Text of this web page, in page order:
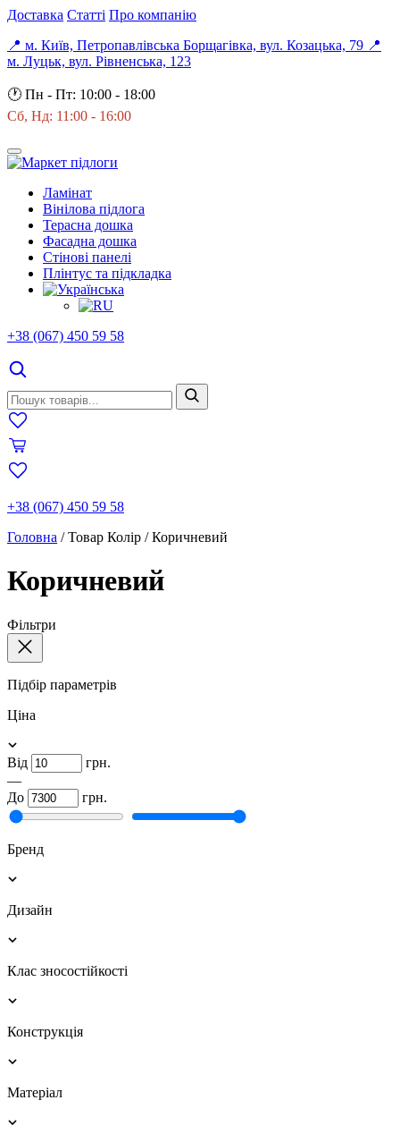
Доставка Статті Про компанію
📍 м. Київ, Петропавлівська Борщагівка, вул. Козацька, 79 📍
м. Луцьк, вул. Рівненська, 123
🕐 Пн - Пт: 10:00 - 18:00
Сб, Нд: 11:00 - 16:00
Ламінат
Вінілова підлога
Терасна дошка
Фасадна дошка
Стінові панелі
Плінтус та підкладка
+38 (067) 450 59 58
+38 (067) 450 59 58
Головна /Товар Колір /Коричневий
Коричневий
Фільтри
Підбір параметрів
Ціна
Від
грн.
—
До
грн.
Бренд
Дизайн
Клас зносостійкості
Конструкція
Матеріал